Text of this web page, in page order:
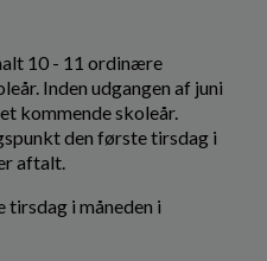
10 - 11 ordinære
Inden udgangen af juni
kommende skoleår.
den første tirsdag i
aftalt.
i måneden i